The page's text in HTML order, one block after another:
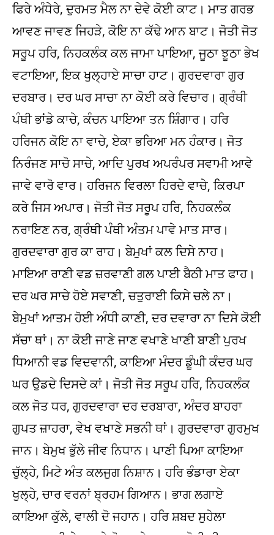
ਫਿਰੇ ਅੰਧੇਰੇ, ਦੁਰਮਤ ਮੈਲ ਨਾ ਦੇਵੇ ਕੋਈ ਕਾਟ। ਮਾਤ ਗਰਭ
ਆਵਣ ਜਾਵਣ ਜਿਹੜੇ, ਕੋਇ ਨਾ ਕੱਢੇ ਆਨ ਬਾਟ। ਜੋਤੀ ਜੋਤ
ਸਰੂਪ ਹਰਿ, ਨਿਹਕਲੰਕ ਕਲ ਜਾਮਾ ਪਾਇਆ, ਜੂਠਾ ਝੂਠਾ ਭੇਖ
ਵਟਾਇਆ, ਇਕ ਖੁਲ੍ਹਾਏ ਸਾਚਾ ਹਾਟ। ਗੁਰਦਵਾਰਾ ਗੁਰ
ਦਰਬਾਰ। ਦਰ ਘਰ ਸਾਚਾ ਨਾ ਕੋਈ ਕਰੇ ਵਿਚਾਰ। ਗ੍ਰੰਥੀ
ਪੰਥੀ ਭਾਂਡੇ ਕਾਚੇ, ਕੰਚਨ ਪਾਇਆ ਤਨ ਸ਼ਿੰਗਾਰ। ਹਰਿ
ਹਰਿਜਨ ਕੋਇ ਨਾ ਵਾਚੇ, ਏਕਾ ਭਰਿਆ ਮਨ ਹੰਕਾਰ। ਜੋਤ
ਨਿਰੰਜਣ ਸਾਚੋ ਸਾਚੇ, ਆਦਿ ਪੁਰਖ ਅਪਰੰਪਰ ਸਵਾਮੀ ਆਵੇ
ਜਾਵੇ ਵਾਰੋ ਵਾਰ। ਹਰਿਜਨ ਵਿਰਲਾ ਹਿਰਦੇ ਵਾਚੇ, ਕਿਰਪਾ
ਕਰੇ ਜਿਸ ਅਪਾਰ। ਜੋਤੀ ਜੋਤ ਸਰੂਪ ਹਰਿ, ਨਿਹਕਲੰਕ
ਨਰਾਇਣ ਨਰ, ਗ੍ਰੰਥੀ ਪੰਥੀ ਅੰਤਮ ਪਾਵੇ ਮਾਤ ਸਾਰ।
ਗੁਰਦਵਾਰਾ ਗੁਰ ਕਾ ਰਾਹ। ਬੇਮੁਖਾਂ ਕਲ ਦਿਸੇ ਨਾਹ।
ਮਾਇਆ ਰਾਣੀ ਵਡ ਜ਼ਰਵਾਣੀ ਗਲ ਪਾਈ ਬੈਠੀ ਮਾਤ ਫਾਹ।
ਦਰ ਘਰ ਸਾਚੇ ਹੋਏ ਸਵਾਣੀ, ਚਤੁਰਾਈ ਕਿਸੇ ਚਲੇ ਨਾ।
ਬੇਮੁਖਾਂ ਆਤਮ ਹੋਈ ਅੰਧੀ ਕਾਣੀ, ਦਰ ਦਵਾਰਾ ਨਾ ਦਿਸੇ ਕੋਈ
ਸੱਚਾ ਥਾਂ। ਨਾ ਕੋਈ ਜਾਣੇ ਜਾਣ ਵਖਾਣੇ ਖਾਣੀ ਬਾਣੀ ਪੁਰਖ
ਧਿਆਨੀ ਵਡ ਵਿਦਵਾਨੀ, ਕਾਇਆ ਮੰਦਰ ਡੂੰਘੀ ਕੰਦਰ ਘਰ
ਘਰ ਉਡਦੇ ਦਿਸਦੇ ਕਾਂ। ਜੋਤੀ ਜੋਤ ਸਰੂਪ ਹਰਿ, ਨਿਹਕਲੰਕ
ਕਲ ਜੋਤ ਧਰ, ਗੁਰਦਵਾਰਾ ਦਰ ਦਰਬਾਰਾ, ਅੰਦਰ ਬਾਹਰਾ
ਗੁਪਤ ਜ਼ਾਹਰਾ, ਵੇਖ ਵਖਾਣੇ ਸਭਨੀ ਥਾਂ। ਗੁਰਦਵਾਰਾ ਗੁਰਮੁਖ
ਜਾਨ। ਬੇਮੁਖ ਭੁੱਲੇ ਜੀਵ ਨਿਧਾਨ। ਪਾਣੀ ਪਿਆ ਕਾਇਆ
ਚੁੱਲ੍ਹੇ, ਮਿਟੇ ਅੰਤ ਕਲਜੁਗ ਨਿਸ਼ਾਨ। ਹਰਿ ਭੰਡਾਰਾ ਏਕਾ
ਖੁਲ੍ਹੇ, ਚਾਰ ਵਰਨਾਂ ਬ੍ਰਹਮ ਗਿਆਨ। ਭਾਗ ਲਗਾਏ
ਕਾਇਆ ਕੁੱਲੇ, ਵਾਲੀ ਦੋ ਜਹਾਨ। ਹਰਿ ਸ਼ਬਦ ਸੁਹੇਲਾ